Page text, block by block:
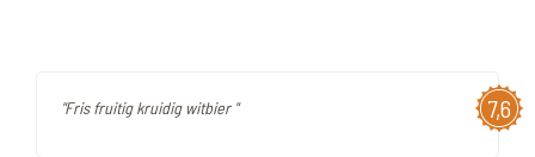
7,6
"Fris fruitig kruidig witbier "